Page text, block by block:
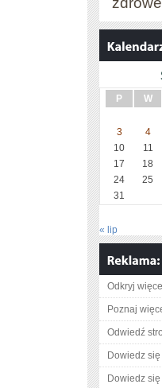
P W
3
4
10
11
17
18
24
25
31
« lip
Odkryj
Poznaj
Odwiedź
Dowiedz
Dowiedz